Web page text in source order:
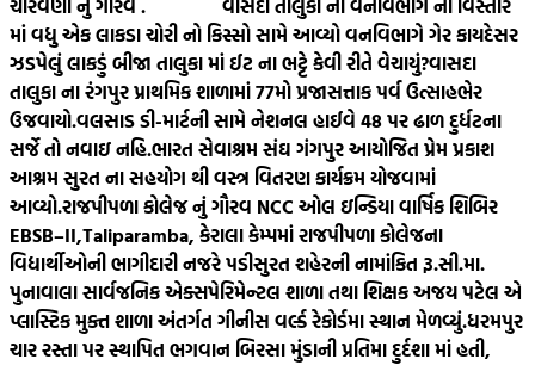
ચોરવણી નું ગૌરવ . વાસદા તાલુકા ના વનવિભાગ ના વિસ્તાર
માં વધુ એક લાકડા ચોરી નો કિસ્સો સામે આવ્યો વનવિભાગે ગેર કાયદેસર
ઝડપેલું લાકડું બીજા તાલુકા માં ઈટ ના ભટ્ટે કેવી રીતે વેચાયું?વાસદા
તાલુકા ના રંગપુર પ્રાથમિક શાળામાં 77મો પ્રજાસત્તાક પર્વ ઉત્સાહભેર
ઉજવાયો.વલસાડ ડી-માર્ટની સામે નેશનલ હાઈવે 48 પર ઢાળ દુર્ધટના
સર્જે તો નવાઇ નહિ.ભારત સેવાશ્રમ સંઘ ગંગપુર આયોજિત પ્રેમ પ્રકાશ
આશ્રમ સુરત ના સહયોગ થી વસ્ત્ર વિતરણ કાર્યક્રમ યોજવામાં
આવ્યો.રાજપીપળા કોલેજ નું ગૌરવ NCC ઓલ ઇન્ડિયા વાર્ષિક શિબિર
EBSB–II,Taliparamba, કેરાલા કેમ્પમાં રાજપીપળા કોલેજના
વિદ્યાર્થીઓની ભાગીદારી નજરે પડીસુરત શહેરની નામાંકિત રૂ.સી.મા.
પુનાવાલા સાર્વજનિક એક્સપેરિમેન્ટલ શાળા તથા શિક્ષક અજય પટેલ એ
પ્લાસ્ટિક મુક્ત શાળા અંતર્ગત ગીનીસ વર્લ્ડ રેકોર્ડમા સ્થાન મેળવ્યું.ધરમપુર
ચાર રસ્તા પર સ્થાપિત ભગવાન બિરસા મુંડાની પ્રતિમા દુર્દશા માં હતી,